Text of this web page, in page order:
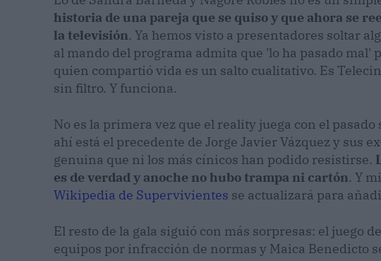
historia de una pareja que se quiso y que ahora se
la televisión. Ya hemos visto a presentadores soltar
al mando del programa admita que 'lo ha pasado mal'
quien compartió vida es un salto cualitativo. Es
sin filtro. Y funciona.
No es la primera vez que el reality juega con el
ahí está el precedente de Jorge Javier Vázquez y sus
genuina que ni los más cínicos han podido resistirse.
es de verdad y anoche no hubo trampa ni cartón. Y
Wikipedia de Supervivientes se actualizará para
El resto de la gala siguió con más sorpresas: el juego
equipos por infracción de normas y Maica Benedicto